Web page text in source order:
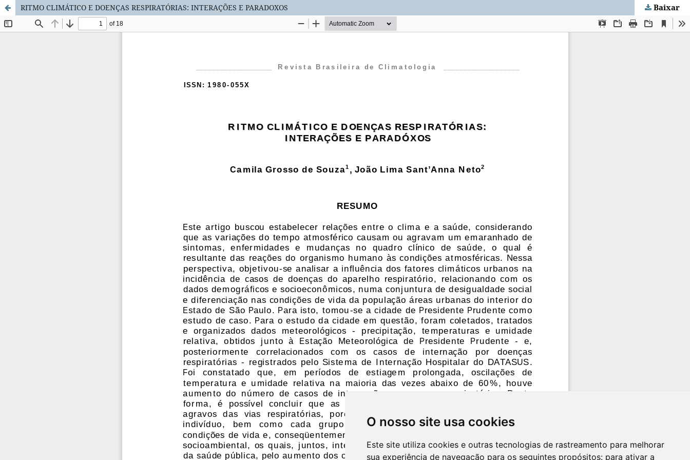
O nosso site usa cookies
Este site utiliza cookies e outras tecnologias de rastreamento para melhorar
sua experiência de navegação para os seguintes propósitos: para ativar a
RITMO CLIMÁTICO E DOENÇAS RESPIRATÓRIAS: INTERAÇÕES E PARADOXOS Baixar